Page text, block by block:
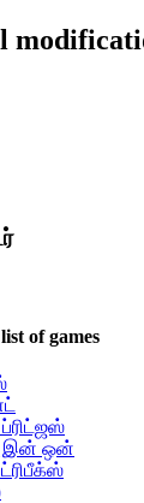
of games
ஒன்